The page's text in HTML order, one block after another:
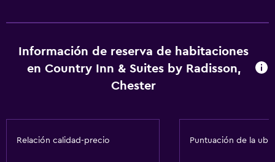
Aire acondicionado
Papeleras
Unidad accesible para personas en silla de ruedas
Información de reserva de habitaciones
en Country Inn & Suites by Radisson,
Chester
Relación calidad-precio Puntuación de la